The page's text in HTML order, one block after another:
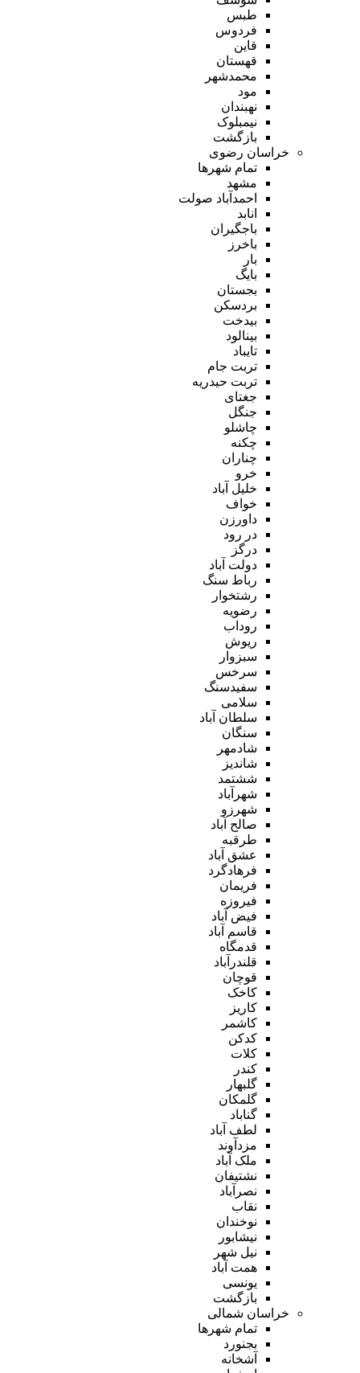
طبس
فردوس
قاین
قهستان
محمدشهر
مود
نهبندان
نیمبلوک
بازگشت
خراسان رضوی
تمام شهر‌ها
مشهد
احمدآباد صولت
انابد
باجگیران
باخرز
بار
بایگ
بجستان
بردسکن
بیدخت
بینالود
تایباد
تربت جام
تربت حیدریه
جغتای
جنگل
چاشلو
چکنه
چناران
خرو
خلیل آباد
خواف
داورزن
در رود
درگز
دولت آباد
رباط سنگ
رشتخوار
رضویه
روداب
ریوش
سبزوار
سرخس
سفیدسنگ
سلامی
سلطان آباد
سنگان
شادمهر
شاندیز
ششتمد
شهرآباد
شهرزو
صالح آباد
طرقبه
عشق آباد
فرهادگرد
فریمان
فیروزه
فیض آباد
قاسم آباد
قدمگاه
قلندرآباد
قوچان
کاخک
کاریز
کاشمر
کدکن
کلات
کندر
گلبهار
گلمکان
گناباد
لطف آباد
مزدآوند
ملک آباد
نشتیفان
نصرآباد
نقاب
نوخندان
نیشابور
نیل شهر
همت آباد
یونسی
بازگشت
خراسان شمالی
تمام شهر‌ها
بجنورد
آشخانه